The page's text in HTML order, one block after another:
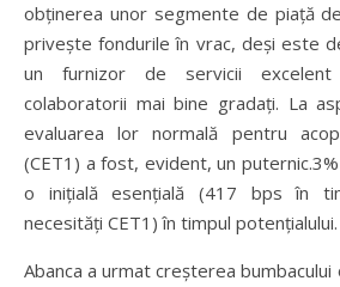
obținerea unor segmente de piață
privește fondurile în vrac, deși este
un furnizor de servicii
colaboratorii mai bine gradați. La
evaluarea lor normală pentru
(CET1) a fost, evident, un
o inițială esențială (417 bps în
necesități CET1) în timpul potențialului.
Abanca a urmat creșterea bumbacului